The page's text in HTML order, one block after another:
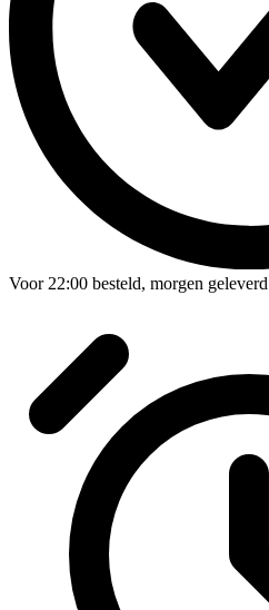
Voor22:00 besteld, morgen geleverd